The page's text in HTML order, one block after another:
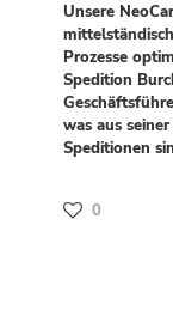
Unsere
Prozesse
Spedition
was aus
Speditionen
0